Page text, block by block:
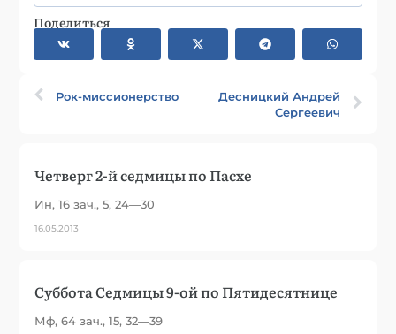
Поделиться
Рок-миссионерство
Десницкий Андрей
Сергеевич
Четверг 2-й седмицы по Пасхе
Ин, 16 зач., 5, 24—30
16.05.2013
Суббота Седмицы 9-ой по Пятидесятнице
Мф, 64 зач., 15, 32—39